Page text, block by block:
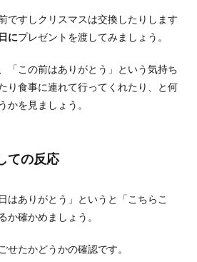
ですしクリスマスは交換したりします
にプレゼントを渡してみましょう。
「この前はありがとう」という気持ち
り食事に連れて行ってくれたり、と何
かを見ましょう。
ての反応
はありがとう」というと「こちらこ
か確かめましょう。
せたかどうかの確認です。